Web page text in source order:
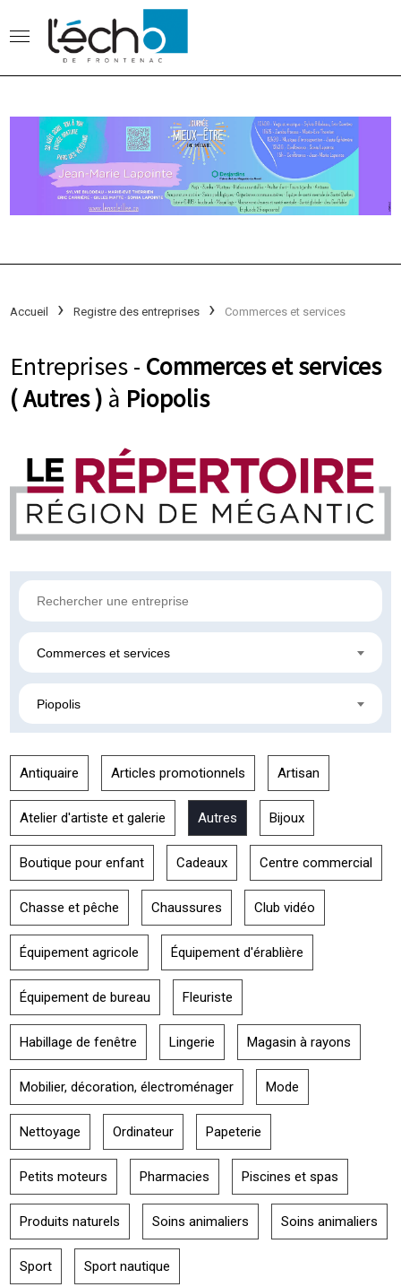
Accueil Registre des entreprises Commerces et services
Entreprises - Commerces et services
( Autres ) à Piopolis
Commerces et services
Piopolis
Antiquaire Articles promotionnels Artisan
Atelier d'artiste et galerie Autres Bijoux
Boutique pour enfant Cadeaux Centre commercial
Chasse et pêche Chaussures Club vidéo
Équipement agricole Équipement d'érablière
Équipement de bureau Fleuriste
Habillage de fenêtre Lingerie Magasin à rayons
Mobilier, décoration, électroménager Mode
Nettoyage Ordinateur Papeterie
Petits moteurs Pharmacies Piscines et spas
Produits naturels Soins animaliers Soins animaliers
Sport Sport nautique